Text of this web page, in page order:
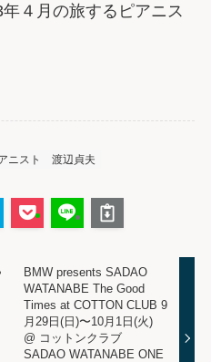
４月の旅するピアニス
ニスト 渡辺貞夫
BMW presents SADAO
WATANABE The Good
Times at COTTON CLUB 9
月29日(日)〜10月1日(火)
@ コットンクラブ
SADAO WATANABE ONE